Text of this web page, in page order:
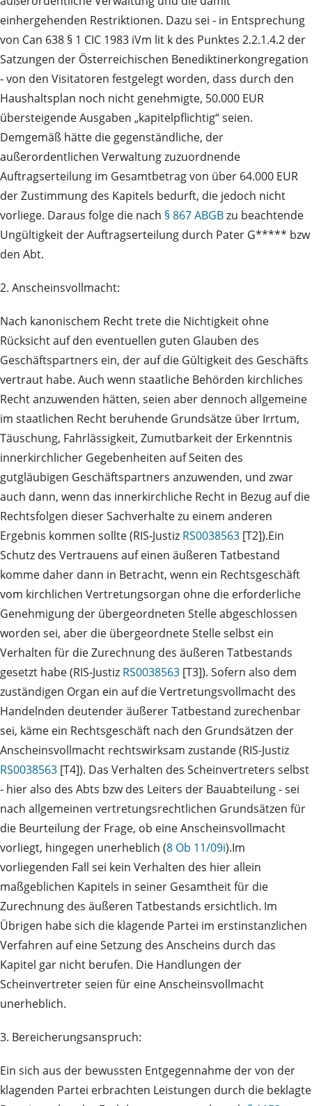
einhergehenden Restriktionen. Dazu sei ‑ in Entsprechung
von Can 638 § 1 CIC 1983 iVm lit k des Punktes 2.2.1.4.2 der
Satzungen der Österreichischen Benediktinerkongregation
‑ von den Visitatoren festgelegt worden, dass durch den
Haushaltsplan noch nicht genehmigte, 50.000 EUR
übersteigende Ausgaben „kapitelpflichtig“ seien.
Demgemäß hätte die gegenständliche, der
außerordentlichen Verwaltung zuzuordnende
Auftragserteilung im Gesamtbetrag von über 64.000 EUR
der Zustimmung des Kapitels bedurft, die jedoch nicht
vorliege. Daraus folge die nach § 867 ABGBzu beachtende
Ungültigkeit der Auftragserteilung durch Pater G***** bzw
den Abt.
2. Anscheinsvollmacht:
Nach kanonischem Recht trete die Nichtigkeit ohne
Rücksicht auf den eventuellen guten Glauben des
Geschäftspartners ein, der auf die Gültigkeit des Geschäfts
vertraut habe. Auch wenn staatliche Behörden kirchliches
Recht anzuwenden hätten, seien aber dennoch allgemeine
im staatlichen Recht beruhende Grundsätze über Irrtum,
Täuschung, Fahrlässigkeit, Zumutbarkeit der Erkenntnis
innerkirchlicher Gegebenheiten auf Seiten des
gutgläubigen Geschäftspartners anzuwenden, und zwar
auch dann, wenn das innerkirchliche Recht in Bezug auf die
Rechtsfolgen dieser Sachverhalte zu einem anderen
Ergebnis kommen sollte (RIS‑Justiz RS0038563 [T2]).Ein
Schutz des Vertrauens auf einen äußeren Tatbestand
komme daher dann in Betracht, wenn ein Rechtsgeschäft
vom kirchlichen Vertretungsorgan ohne die erforderliche
Genehmigung der übergeordneten Stelle abgeschlossen
worden sei, aber die übergeordnete Stelle selbst ein
Verhalten für die Zurechnung des äußeren Tatbestands
gesetzt habe (RIS-Justiz RS0038563 [T3]). Sofern also dem
zuständigen Organ ein auf die Vertretungsvollmacht des
Handelnden deutender äußerer Tatbestand zurechenbar
sei, käme ein Rechtsgeschäft nach den Grundsätzen der
Anscheinsvollmacht rechtswirksam zustande (RIS-Justiz
RS0038563 [T4]). Das Verhalten des Scheinvertreters selbst
‑ hier also des Abts bzw des Leiters der Bauabteilung ‑ sei
nach allgemeinen vertretungsrechtlichen Grundsätzen für
die Beurteilung der Frage, ob eine Anscheinsvollmacht
vorliegt, hingegen unerheblich (8 Ob 11/09i).Im
vorliegenden Fall sei kein Verhalten des hier allein
maßgeblichen Kapitels in seiner Gesamtheit für die
Zurechnung des äußeren Tatbestands ersichtlich. Im
Übrigen habe sich die klagende Partei im erstinstanzlichen
Verfahren auf eine Setzung des Anscheins durch das
Kapitel gar nicht berufen. Die Handlungen der
Scheinvertreter seien für eine Anscheinsvollmacht
unerheblich.
3. Bereicherungsanspruch:
Ein sich aus der bewussten Entgegennahme der von der
klagenden Partei erbrachten Leistungen durch die beklagte